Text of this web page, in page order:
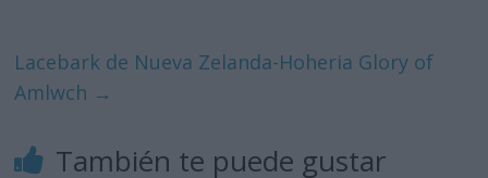
Lacebark de Nueva Zelanda-Hoheria Glory of
Amlwch →
También te puede gustar